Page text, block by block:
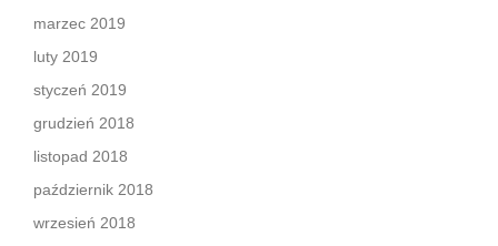
marzec 2019
luty 2019
styczeń 2019
grudzień 2018
listopad 2018
październik 2018
wrzesień 2018